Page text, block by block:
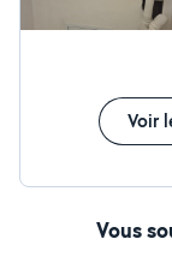
Voir
Vous